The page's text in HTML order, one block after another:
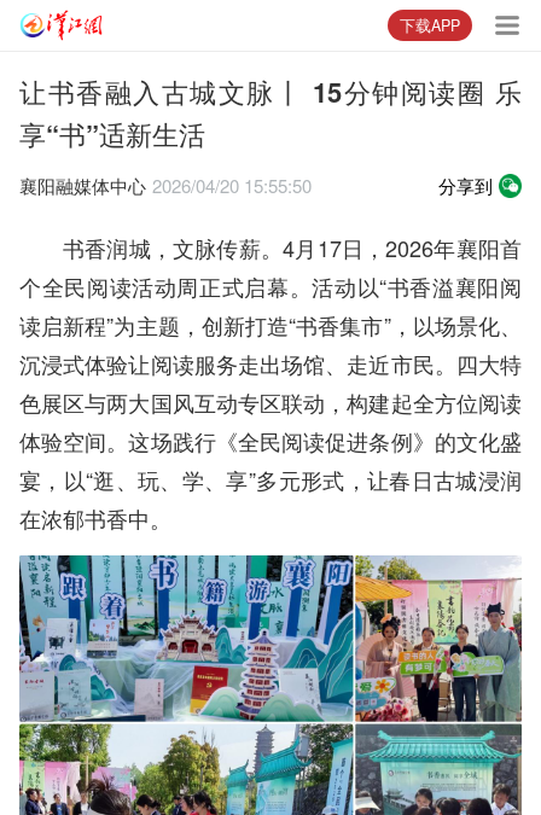
下载APP
让书香融入古城文脉丨 15分钟阅读圈 乐
享“书”适新生活
襄阳融媒体中心 2026/04/20 15:55:50 分享到
书香润城，文脉传薪。4月17日，2026年襄阳首
个全民阅读活动周正式启幕。活动以“书香溢襄阳阅
读启新程”为主题，创新打造“书香集市”，以场景化、
沉浸式体验让阅读服务走出场馆、走近市民。四大特
色展区与两大国风互动专区联动，构建起全方位阅读
体验空间。这场践行《全民阅读促进条例》的文化盛
宴，以“逛、玩、学、享”多元形式，让春日古城浸润
在浓郁书香中。